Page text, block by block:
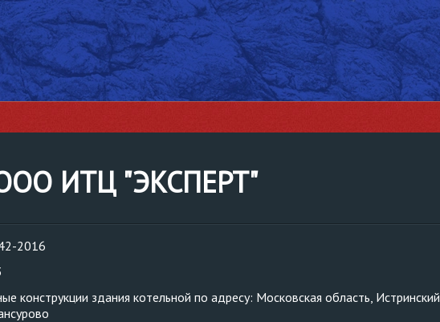
ИТЦ "ЭКСПЕРТ"
2016
конструкции здания котельной по адресу: Московская область, Истринский